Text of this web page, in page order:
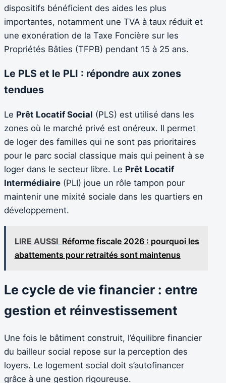
dispositifs bénéficient des aides les plus
importantes, notamment une TVA à taux réduit et
une exonération de la Taxe Foncière sur les
Propriétés Bâties (TFPB) pendant 15 à 25 ans.
Le PLS et le PLI : répondre aux zones
tendues
Le Prêt Locatif Social (PLS) est utilisé dans les
zones où le marché privé est onéreux. Il permet
de loger des familles qui ne sont pas prioritaires
pour le parc social classique mais qui peinent à se
loger dans le secteur libre. Le Prêt Locatif
Intermédiaire (PLI) joue un rôle tampon pour
maintenir une mixité sociale dans les quartiers en
développement.
LIRE AUSSI Réforme fiscale 2026 : pourquoi les
abattements pour retraités sont maintenus
Le cycle de vie financier : entre
gestion et réinvestissement
Une fois le bâtiment construit, l’équilibre financier
du bailleur social repose sur la perception des
loyers. Le logement social doit s’autofinancer
grâce à une gestion rigoureuse.